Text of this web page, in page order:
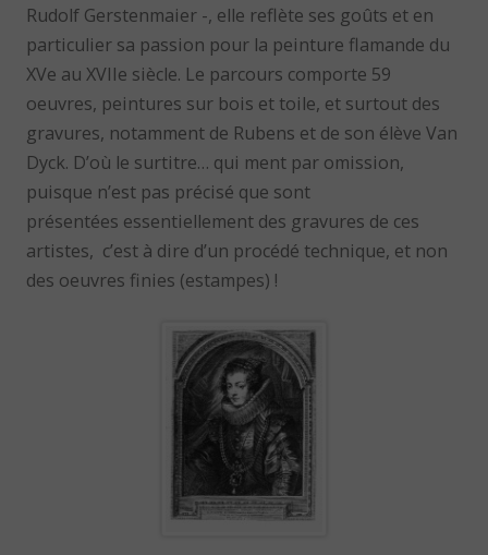
Rudolf Gerstenmaier -, elle reflète ses goûts et en
particulier sa passion pour la peinture flamande du
XVe au XVIIe siècle. Le parcours comporte 59
oeuvres, peintures sur bois et toile, et surtout des
gravures, notamment de Rubens et de son élève Van
Dyck. D’où le surtitre… qui ment par omission,
puisque n’est pas précisé que sont
présentées essentiellement des gravures de ces
artistes, c’est à dire d’un procédé technique, et non
des oeuvres finies (estampes) !